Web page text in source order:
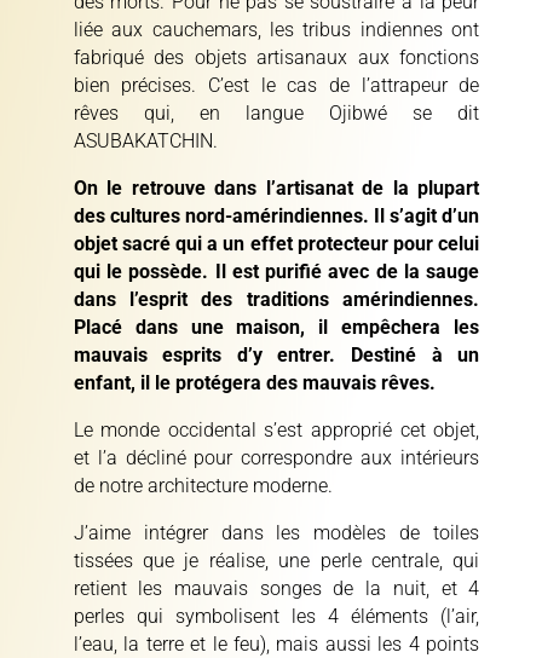
liée aux cauchemars, les tribus indiennes ont
fabriqué des objets artisanaux aux fonctions
bien précises. C’est le cas de l’attrapeur de
rêves qui, en langue Ojibwé se dit
ASUBAKATCHIN.
On le retrouve dans l’artisanat de la plupart
des cultures nord-amérindiennes. Il s’agit d’un
objet sacré qui a un effet protecteur pour celui
qui le possède. Il est purifié avec de la sauge
dans l’esprit des traditions amérindiennes.
Placé dans une maison, il empêchera les
mauvais esprits d’y entrer. Destiné à un
enfant, il le protégera des mauvais rêves.
Le monde occidental s’est approprié cet objet,
et l’a décliné pour correspondre aux intérieurs
de notre architecture moderne.
J’aime intégrer dans les modèles de toiles
tissées que je réalise, une perle centrale, qui
retient les mauvais songes de la nuit, et 4
perles qui symbolisent les 4 éléments (l’air,
l’eau, la terre et le feu), mais aussi les 4 points